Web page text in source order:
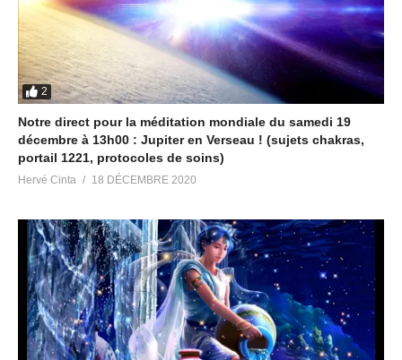
2
Notre direct pour la méditation mondiale du samedi 19
décembre à 13h00 : Jupiter en Verseau ! (sujets chakras,
portail 1221, protocoles de soins)
Hervé Cinta 18 DÉCEMBRE 2020